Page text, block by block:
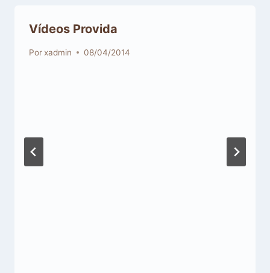
Vídeos Provida
Por xadmin 08/04/2014